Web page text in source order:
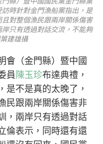
時針對金門漁船案指出，是
對整個漁民跟兩岸關係傷害
只有透過對話交流，不能夠
建雄攝
會（金門縣）暨中國
員陳玉珍布達典禮，
是不是真的太晚了，
民跟兩岸關係傷害非
，兩岸只有透過對話
倫表示，同時還有還